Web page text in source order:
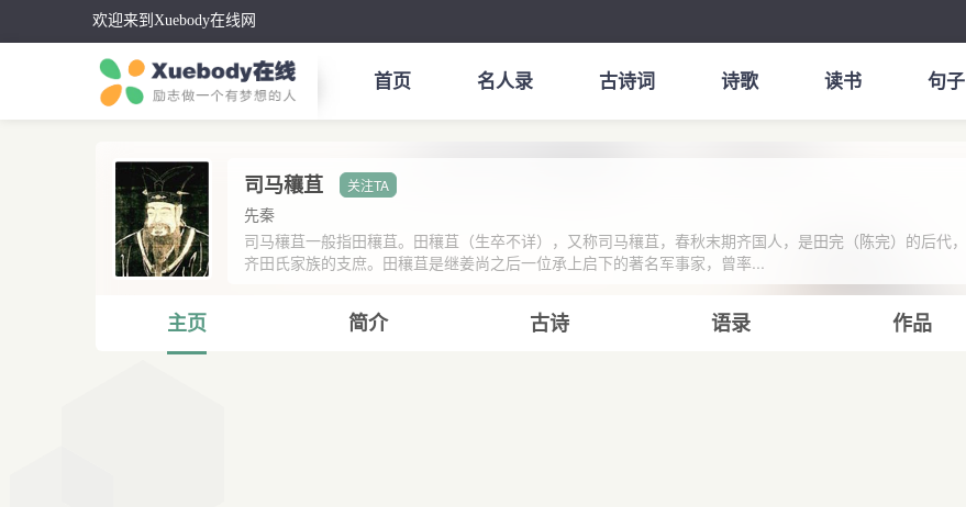
欢迎来到Xuebody在线网
首页 名人录 古诗词 诗歌 读书 句子
司马穰苴
先秦
司马穰苴一般指田穰苴。田穰苴（生卒不详），又称司马穰苴，春秋末期齐国人，是田完（陈完）的后代，
齐田氏家族的支庶。田穰苴是继姜尚之后一位承上启下的著名军事家，曾率...
主页 简介 古诗 语录 作品